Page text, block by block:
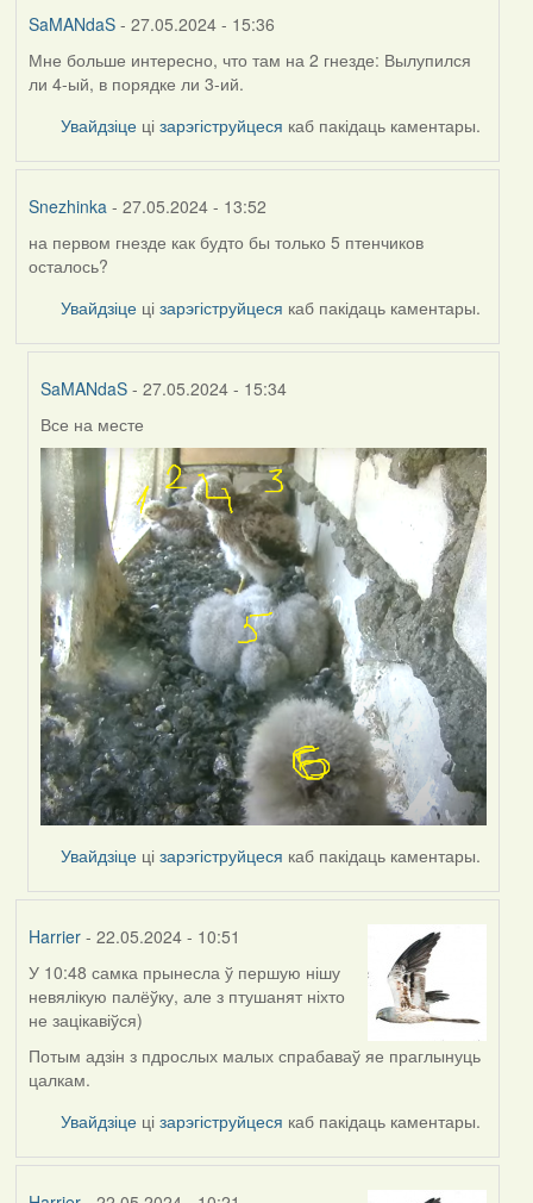
SaMANdaS- 27.05.2024 - 15:36
Мне больше интересно, что там на 2 гнезде: Вылупился
ли 4-ый, в порядке ли 3-ий.
Увайдзіце цізарэгіструйцеся каб пакідаць каментары.
Snezhinka - 27.05.2024 - 13:52
на первом гнезде как будто бы только 5 птенчиков
осталось?
Увайдзіце цізарэгіструйцеся каб пакідаць каментары.
SaMANdaS - 27.05.2024 - 15:34
In
reply
by
Snezhinka
Все на месте
Увайдзіце цізарэгіструйцеся каб пакідаць каментары.
Harrier- 22.05.2024 - 10:51
У 10:48 самка прынесла ў першую нішу
невялікую палёўку, але з птушанят ніхто
не зацікавіўся)
Потым адзін з пдрослых малых спрабаваў яе праглынуць
цалкам.
Увайдзіце цізарэгіструйцеся каб пакідаць каментары.